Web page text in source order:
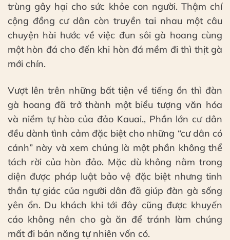
trùng gây hại cho sức khỏe con người. Thậm chí
cộng đồng cư dân còn truyền tai nhau một câu
chuyện hài hước về việc đun sôi gà hoang cùng
một hòn đá cho đến khi hòn đá mềm đi thì thịt gà
mới chín.
Vượt lên trên những bất tiện về tiếng ồn thì đàn
gà hoang đã trở thành một biểu tượng văn hóa
và niềm tự hào của đảo Kauai., Phần lớn cư dân
đều dành tình cảm đặc biệt cho những “cư dân có
cánh” này và xem chúng là một phần không thể
tách rời của hòn đảo. Mặc dù không nằm trong
diện được pháp luật bảo vệ đặc biệt nhưng tinh
thần tự giác của người dân đã giúp đàn gà sống
yên ổn. Du khách khi tới đây cũng được khuyến
cáo không nên cho gà ăn để tránh làm chúng
mất đi bản năng tự nhiên vốn có.